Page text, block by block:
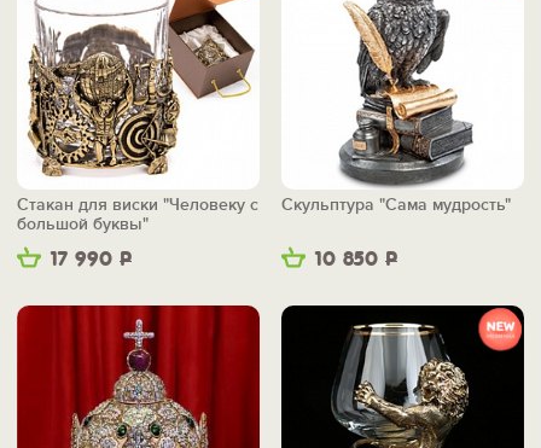
17 990 Р
Стакан для виски "Человеку с
большой буквы"
10 850 Р
Скульптура "Сама мудрость"